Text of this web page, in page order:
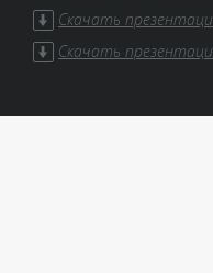
Скачать
Скачать